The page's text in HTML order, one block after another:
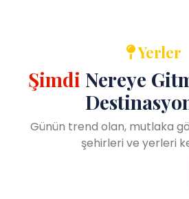
Yerler
Şimdi Nereye
Günün trend olan, mutlaka
şehirleri ve yerleri